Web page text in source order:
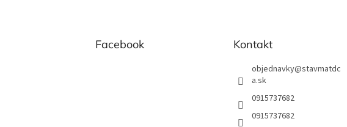
Facebook Kontakt
objednavky@stavmatdc
a.sk
0915737682
0915737682